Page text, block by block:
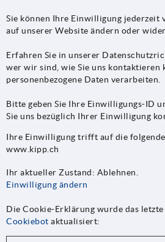
Sie können Ihre Einwilligung jederzeit
auf unserer Website ändern oder
Erfahren Sie in unserer
wer wir sind, wie Sie uns kontaktieren
personenbezogene Daten verarbeiten.
Bitte geben Sie Ihre Einwilligungs-ID
Sie uns bezüglich Ihrer Einwilligung
Ihre Einwilligung trifft auf die
www.kipp.ch
Ihr aktueller Zustand: Ablehnen.
Einwilligung ändern
Die Cookie-Erklärung wurde das
Cookiebot aktualisiert: